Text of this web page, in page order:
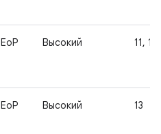
EoP Высокий 11,
EoP Высокий 13